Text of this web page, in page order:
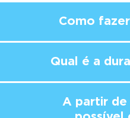
Como
Qual é a
A partir de